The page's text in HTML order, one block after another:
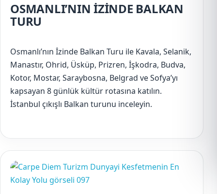
OSMANLI’NIN İZİNDE BALKAN
TURU
Osmanlı’nın İzinde Balkan Turu ile Kavala, Selanik,
Manastır, Ohrid, Üsküp, Prizren, İşkodra, Budva,
Kotor, Mostar, Saraybosna, Belgrad ve Sofya’yı
kapsayan 8 günlük kültür rotasına katılın.
İstanbul çıkışlı Balkan turunu inceleyin.